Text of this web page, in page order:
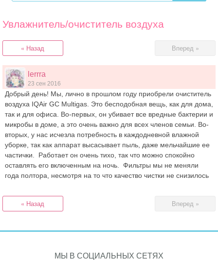
Увлажнитель/очиститель воздуха
« Назад Вперед »
lerrra
23 сен 2016
Добрый день! Мы, лично в прошлом году приобрели очиститель
воздуха IQAir GC Multigas. Это бесподобная вещь, как для дома,
так и для офиса. Во-первых, он убивает все вредные бактерии и
микробы в доме, а это очень важно для всех членов семьи. Во-
вторых, у нас исчезла потребность в каждодневной влажной
уборке, так как аппарат высасывает пыль, даже мельчайшие ее
частички. Работает он очень тихо, так что можно спокойно
оставлять его включенным на ночь. Фильтры мы не меняли
года полтора, несмотря на то что качество чистки не снизилось
« Назад Вперед »
МЫ В СОЦИАЛЬНЫХ СЕТЯХ